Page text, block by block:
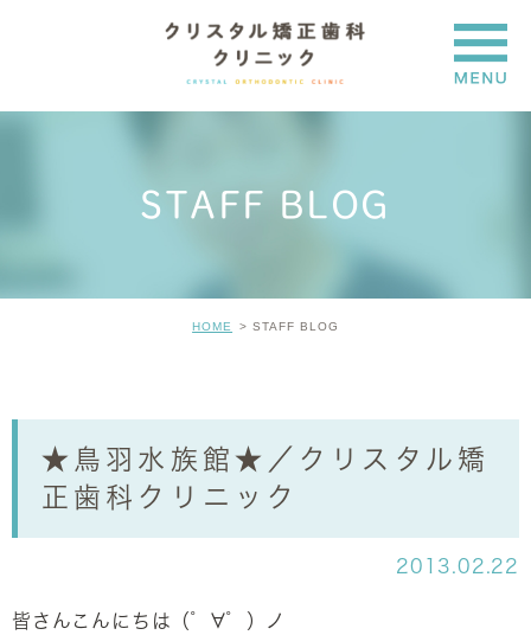
STAFF BLOG
HOME STAFF BLOG
★鳥羽水族館★／クリスタル矯
正歯科クリニック
2013.02.22
皆さんこんにちは（゜∀゜）ノ